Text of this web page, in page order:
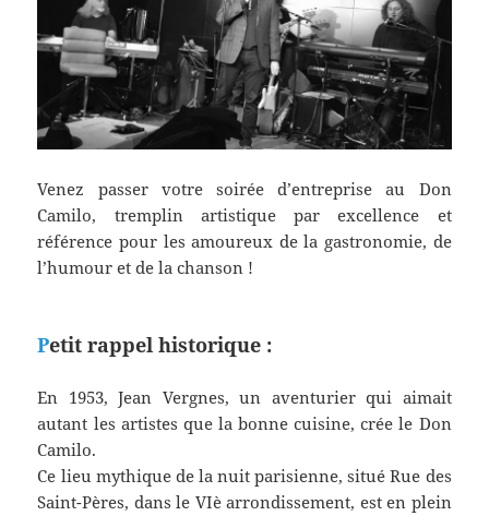
Venez passer votre soirée d’entreprise au Don
Camilo, tremplin artistique par excellence et
référence pour les amoureux de la gastronomie, de
l’humour et de la chanson !
Petit rappel historique :
En 1953, Jean Vergnes, un aventurier qui aimait
autant les artistes que la bonne cuisine, crée le Don
Camilo.
Ce lieu mythique de la nuit parisienne, situé Rue des
Saint-Pères, dans le VIè arrondissement, est en plein